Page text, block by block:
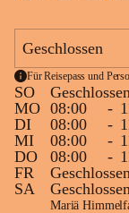
Geschlossen
Für Reisepass und
SO
MO 08:00 -
DI
08:00 -
MI
08:00 -
DO
08:00 -
FR
SA
Mariä